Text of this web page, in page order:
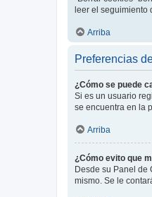
leer el seguimiento
Arriba
Preferencias
¿Cómo se puede
Si es un usuario
se encuentra en la
Arriba
¿Cómo evito que
Desde su Panel de
mismo. Se le